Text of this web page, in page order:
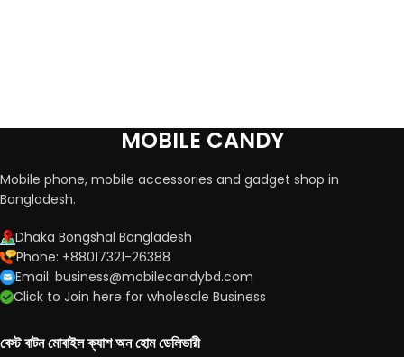
MOBILE CANDY
Mobile phone, mobile accessories and gadget shop in
Bangladesh.
Dhaka Bongshal Bangladesh
Phone: +88017321-26388
Email: business@mobilecandybd.com
Click to Join here for wholesale Business
বেস্ট বাটন মোবাইল ক্যাশ অন হোম ডেলিভারী